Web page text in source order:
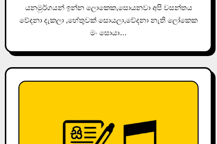
යනමුර්ගයන් ඉන්න ලොකෙක,සොයනවා අපි වසන්තය
වේදනා දැකලා ,හේතුවක් සොයලා,වේදනා නැති ලෝකෙක
මං සොයා…